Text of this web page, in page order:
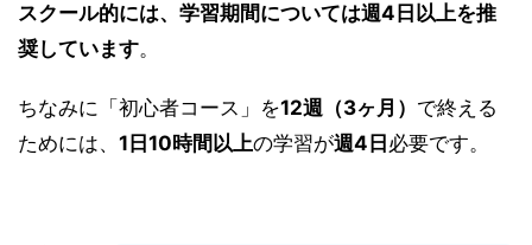
スクール的には、学習期間については週4日以上を推
奨しています。
ちなみに「初心者コース」を12週（3ヶ月） で終える
ためには、 1日10時間以上の学習が週4日 必要です。